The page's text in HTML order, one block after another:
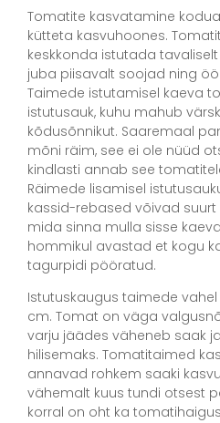
Tomatite kasvatamine
kütteta kasvuhoones.
keskkonda istutada
juba piisavalt soojad ning
Taimede istutamisel kaeva
istutusauk, kuhu mahub
kõdusõnnikut. Saaremaal
mõni räim, see ei ole nüüd
kindlasti annab see
Räimede lisamisel
kassid-rebased võivad
mida sinna mulla sisse
hommikul avastad et kogu
tagurpidi pööratud.
Istutuskaugus taimede
cm. Tomat on väga
varju jäädes väheneb saak
hilisemaks. Tomatitaimed
annavad rohkem saaki
vähemalt kuus tundi otsest
korral on oht ka